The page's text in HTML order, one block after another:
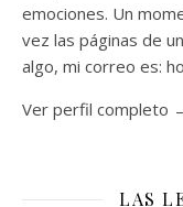
emociones. Un
vez las páginas de
algo, mi correo es:
Ver perfil completo
LAS